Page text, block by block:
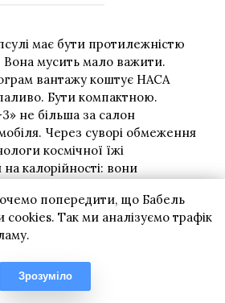
попередити, що Бабель
Так ми аналізуємо трафік
Зрозуміло